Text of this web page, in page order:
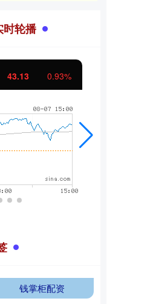
时轮播
11.37 1.01%
钱掌柜配资